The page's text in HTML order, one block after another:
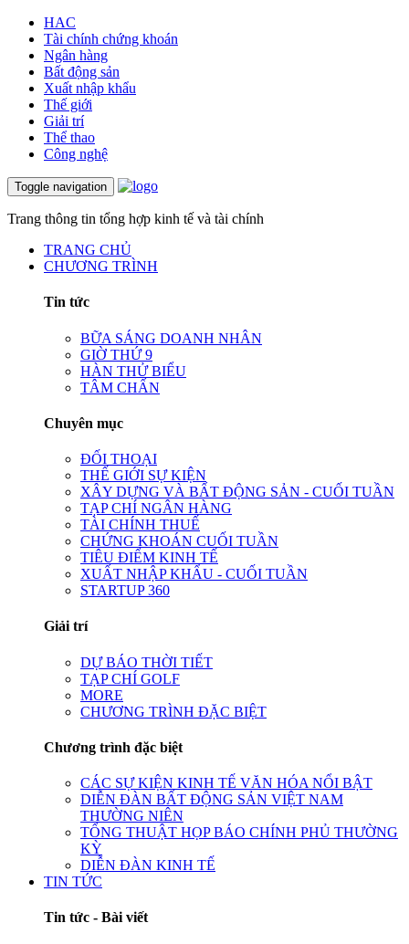
HAC
Tài chính chứng khoán
Ngân hàng
Bất động sản
Xuất nhập khẩu
Thế giới
Giải trí
Thể thao
Công nghệ
Toggle navigation
Trang thông tin tổng hợp kinh tế và tài chính
TRANG CHỦ
CHƯƠNG TRÌNH
Tin tức
BỮA SÁNG DOANH NHÂN
GIỜ THỨ 9
HÀN THỬ BIỂU
TÂM CHẤN
Chuyên mục
ĐỐI THOẠI
THẾ GIỚI SỰ KIỆN
XÂY DỰNG VÀ BẤT ĐỘNG SẢN - CUỐI TUẦN
TẠP CHÍ NGÂN HÀNG
TÀI CHÍNH THUẾ
CHỨNG KHOÁN CUỐI TUẦN
TIÊU ĐIỂM KINH TẾ
XUẤT NHẬP KHẨU - CUỐI TUẦN
STARTUP 360
Giải trí
DỰ BÁO THỜI TIẾT
TẠP CHÍ GOLF
MORE
CHƯƠNG TRÌNH ĐẶC BIỆT
Chương trình đặc biệt
CÁC SỰ KIỆN KINH TẾ VĂN HÓA NỔI BẬT
DIỄN ĐÀN BẤT ĐỘNG SẢN VIỆT NAM
THƯỜNG NIÊN
TỔNG THUẬT HỌP BÁO CHÍNH PHỦ THƯỜNG
KỲ
DIỄN ĐÀN KINH TẾ
TIN TỨC
Tin tức - Bài viết